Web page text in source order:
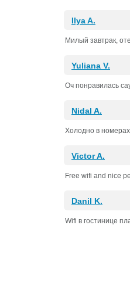
Ilya A.
Милый завтрак,
Yuliana V.
Оч понравилась
Nidal A.
Холодно в номерах
Victor A.
Free wifi and nice
Danil K.
Wifi в гостинице